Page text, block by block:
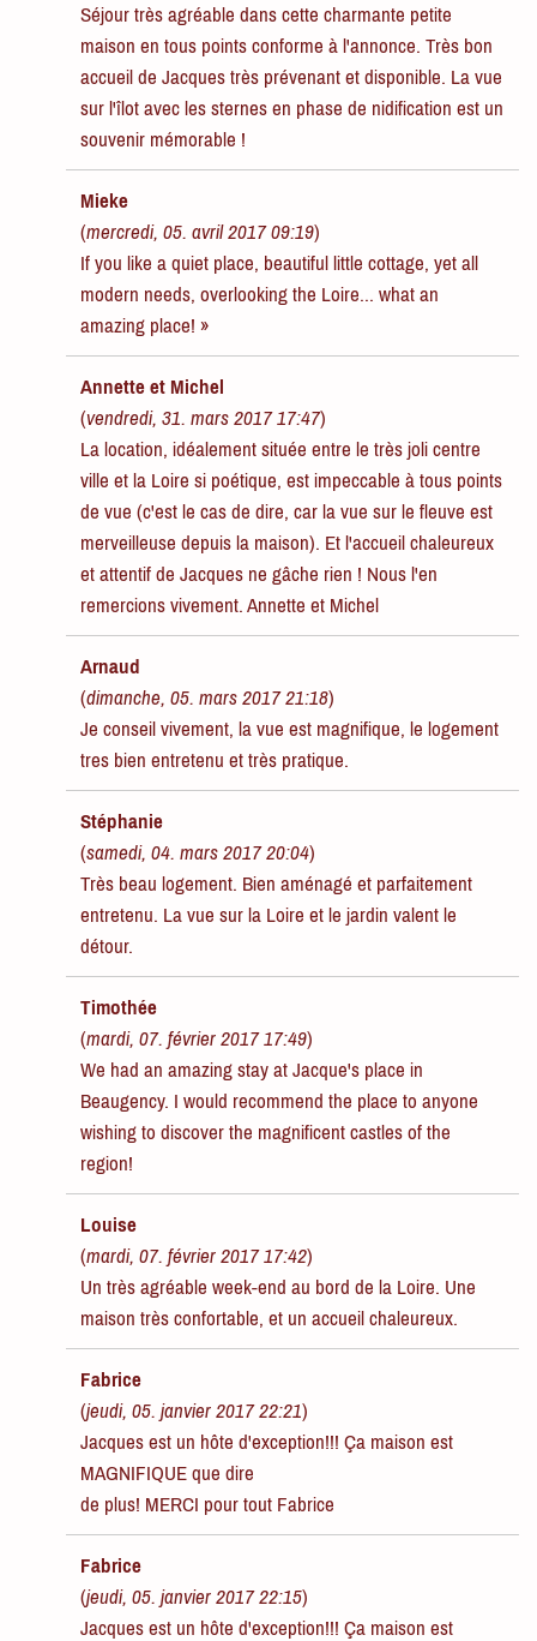
Séjour très agréable dans cette charmante petite
maison en tous points conforme à l'annonce. Très bon
accueil de Jacques très prévenant et disponible. La vue
sur l'îlot avec les sternes en phase de nidification est un
souvenir mémorable !
Mieke
(mercredi, 05. avril 2017 09:19)
If you like a quiet place, beautiful little cottage, yet all
modern needs, overlooking the Loire... what an
amazing place! »
Annette et Michel
(vendredi, 31. mars 2017 17:47)
La location, idéalement située entre le très joli centre
ville et la Loire si poétique, est impeccable à tous points
de vue (c'est le cas de dire, car la vue sur le fleuve est
merveilleuse depuis la maison). Et l'accueil chaleureux
et attentif de Jacques ne gâche rien ! Nous l'en
remercions vivement. Annette et Michel
Arnaud
(dimanche, 05. mars 2017 21:18)
Je conseil vivement, la vue est magnifique, le logement
tres bien entretenu et très pratique.
Stéphanie
(samedi, 04. mars 2017 20:04)
Très beau logement. Bien aménagé et parfaitement
entretenu. La vue sur la Loire et le jardin valent le
détour.
Timothée
(mardi, 07. février 2017 17:49)
We had an amazing stay at Jacque's place in
Beaugency. I would recommend the place to anyone
wishing to discover the magnificent castles of the
region!
Louise
(mardi, 07. février 2017 17:42)
Un très agréable week-end au bord de la Loire. Une
maison très confortable, et un accueil chaleureux.
Fabrice
(jeudi, 05. janvier 2017 22:21)
Jacques est un hôte d'exception!!! Ça maison est
MAGNIFIQUE que dire
de plus! MERCI pour tout Fabrice
Fabrice
(jeudi, 05. janvier 2017 22:15)
Jacques est un hôte d'exception!!! Ça maison est